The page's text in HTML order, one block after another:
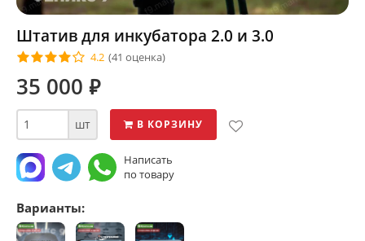
Штатив для инкубатора 2.0 и 3.0
4.2 (41 оценка)
35 000 ⃏
шт В КОРЗИНУ
Написать
по товару
Варианты: